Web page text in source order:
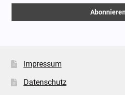
Impressum
Datenschutz